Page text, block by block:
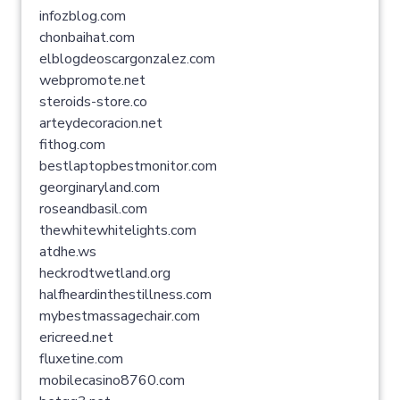
infozblog.com
chonbaihat.com
elblogdeoscargonzalez.com
webpromote.net
steroids-store.co
arteydecoracion.net
fithog.com
bestlaptopbestmonitor.com
georginaryland.com
roseandbasil.com
thewhitewhitelights.com
atdhe.ws
heckrodtwetland.org
halfheardinthestillness.com
mybestmassagechair.com
ericreed.net
fluxetine.com
mobilecasino8760.com